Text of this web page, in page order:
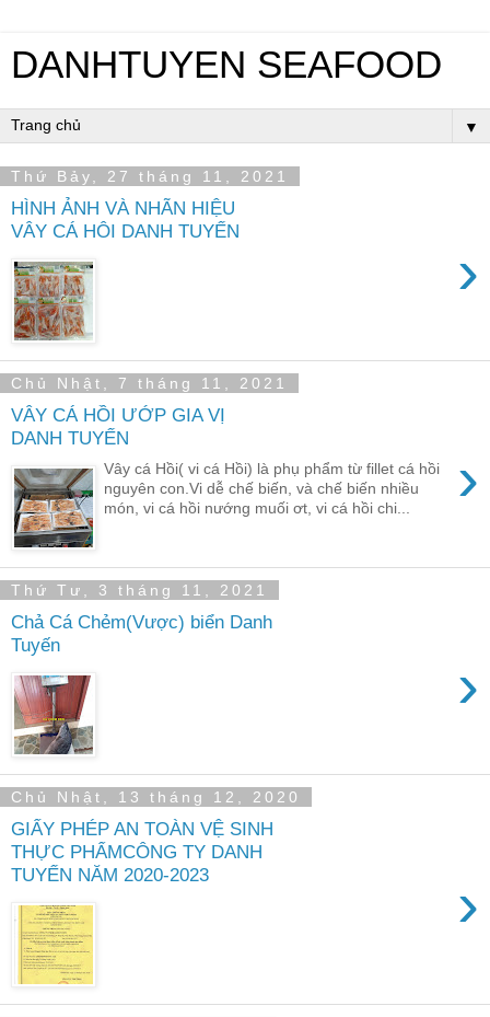
DANHTUYEN SEAFOOD
▼
Thứ Bảy, 27 tháng 11, 2021
HÌNH ẢNH VÀ NHÃN HIỆU
VÂY CÁ HÔI DANH TUYẾN
›
Chủ Nhật, 7 tháng 11, 2021
VÂY CÁ HỒI ƯỚP GIA VỊ
DANH TUYẾN
›
Vây cá Hồi( vi cá Hồi) là phụ phẩm từ fillet cá hồi
nguyên con.Vi dễ chế biến, và chế biến nhiều
món, vi cá hồi nướng muối ơt, vi cá hồi chi...
Thứ Tư, 3 tháng 11, 2021
Chả Cá Chẻm(Vược) biển Danh
Tuyến
›
Chủ Nhật, 13 tháng 12, 2020
GIẤY PHÉP AN TOÀN VỆ SINH
THỰC PHẨMCÔNG TY DANH
TUYẾN NĂM 2020-2023
›